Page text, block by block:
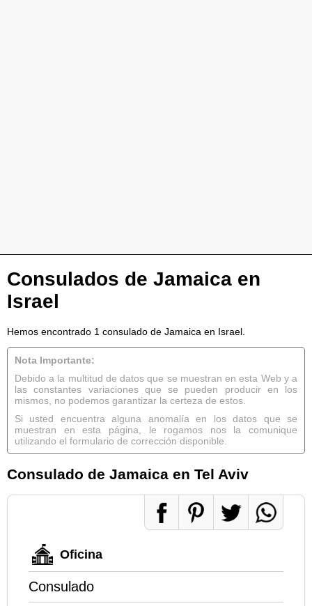
Consulados de Jamaica en
Israel
Hemos encontrado 1 consulado de Jamaica en Israel.
Nota Importante:
Debido a la multitud de datos que se muestran en esta Web y a
las constantes variaciones que se pueden producir en los
mismos, no podemos garantizar la certeza de estos.
Si usted encuentra alguna anomalía en los datos que se
muestran en esta página, le rogamos nos la comunique
utilizando el formulario de corrección disponible.
Consulado de Jamaica en Tel Aviv
Oficina
Consulado